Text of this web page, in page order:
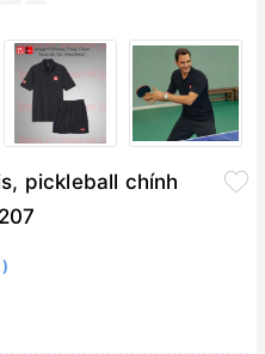
pickleball chính